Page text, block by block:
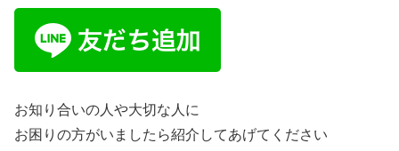
お知り合いの人や大切な人に
お困りの方がいましたら紹介してあげてください